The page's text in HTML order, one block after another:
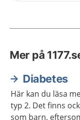
Mer på
Diabetes
Här kan du läsa
typ 2. Det finns
som barn,